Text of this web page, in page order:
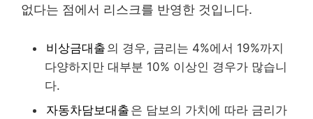
없다는 점에서 리스크를 반영한 것입니다.
비상금대출 의 경우, 금리는 4%에서 19%까지
다양하지만 대부분 10% 이상인 경우가 많습니
다.
자동차담보대출 은 담보의 가치에 따라 금리가